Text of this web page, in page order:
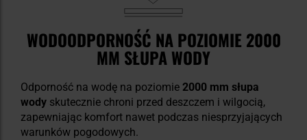
WODOODPORNOŚĆ NA POZIOMIE 2000
MM SŁUPA WODY
Odporność na wodę na poziomie 2000 mm słupa
wody skutecznie chroni przed deszczem i wilgocią,
zapewniając komfort nawet podczas niesprzyjających
warunków pogodowych.